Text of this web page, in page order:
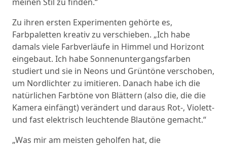
Zu ihren ersten Experimenten gehörte es,
Farbpaletten kreativ zu verschieben. „Ich habe
damals viele Farbverläufe in Himmel und Horizont
eingebaut. Ich habe Sonnenuntergangsfarben
studiert und sie in Neons und Grüntöne verschoben,
um Nordlichter zu imitieren. Danach habe ich die
natürlichen Farbtöne von Blättern (also die, die die
Kamera einfängt) verändert und daraus Rot-, Violett-
und fast elektrisch leuchtende Blautöne gemacht.“
„Was mir am meisten geholfen hat, die